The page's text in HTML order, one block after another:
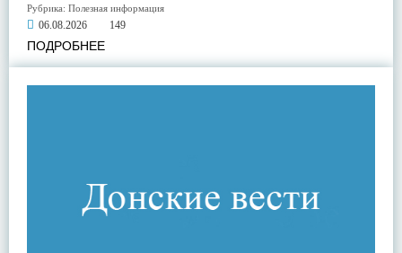
Рубрика: Полезная информация
06.08.2026 149
ПОДРОБНЕЕ